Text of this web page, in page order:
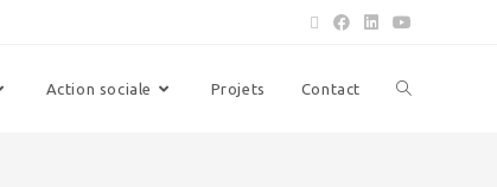
Action sociale Projets Contact